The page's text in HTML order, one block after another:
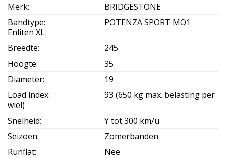
Merk:
BRIDGESTONE
Bandtype:
POTENZA SPORT MO1
Enliten XL
Breedte:
245
Hoogte:
35
Diameter:
19
Load index:
93 (650 kg max. belasting per
wiel)
Snelheid:
Y tot 300 km/u
Seizoen:
Zomerbanden
Runflat:
Nee